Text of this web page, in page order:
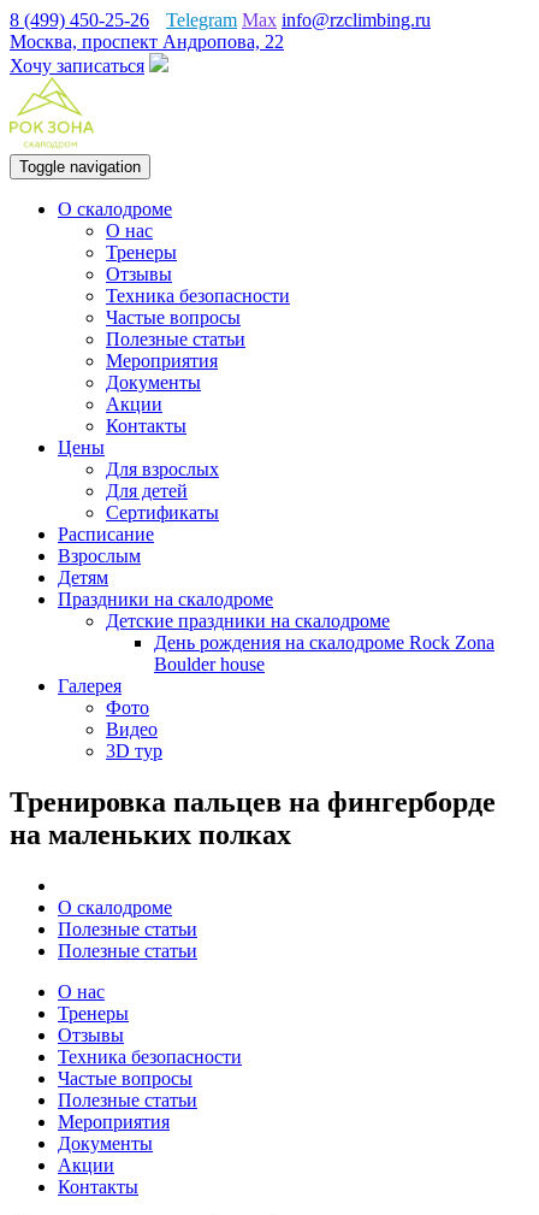
8 (499) 450-25-26 Telegram Max info@rzclimbing.ru
Москва, проспект Андропова, 22
Хочу записаться
Toggle navigation
О скалодроме
О нас
Тренеры
Отзывы
Техника безопасности
Частые вопросы
Полезные статьи
Мероприятия
Документы
Акции
Контакты
Цены
Для взрослых
Для детей
Сертификаты
Расписание
Взрослым
Детям
Праздники на скалодроме
Детские праздники на скалодроме
День рождения на скалодроме Rock Zona
Boulder house
Галерея
Фото
Видео
3D тур
Тренировка пальцев на фингерборде
на маленьких полках
О скалодроме
Полезные статьи
Полезные статьи
О нас
Тренеры
Отзывы
Техника безопасности
Частые вопросы
Полезные статьи
Мероприятия
Документы
Акции
Контакты